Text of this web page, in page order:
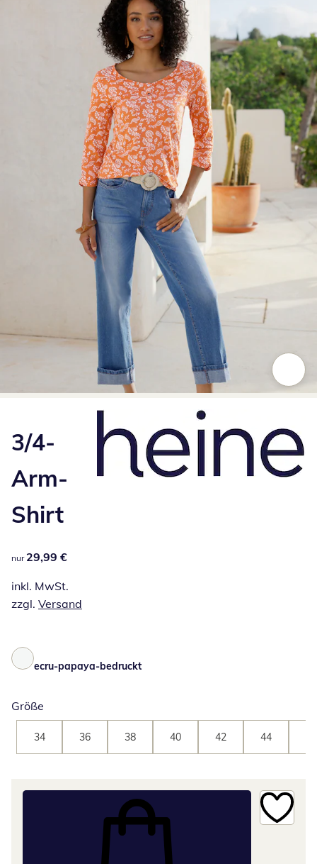
3/4-
Arm-
Shirt
29,99 €
nur 29,99 €
inkl. MwSt.
zzgl. Versand
ecru-papaya-bedruckt
Größe
34 36 38 40 42 44